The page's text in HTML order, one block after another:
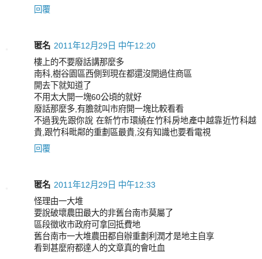
回覆
匿名 2011年12月29日 中午12:20
樓上的不要廢話講那麼多
南科,樹谷園區西側到現在都還沒開過住商區
開去下就知道了
不用太大開一塊60公頃的就好
廢話那麼多,有膽就叫市府開一塊比較看看
不過我先跟你說 在新竹市環繞在竹科房地產中越靠近竹科越
貴,跟竹科毗鄰的重劃區最貴,沒有知識也要看電視
回覆
匿名 2011年12月29日 中午12:33
怪理由一大堆
要說破壞農田最大的非舊台南市莫屬了
區段徵收市政府可拿回抵費地
舊台南市一大堆農田都自辦重劃利潤才是地主自享
看到甚麼府都達人的文章真的會吐血